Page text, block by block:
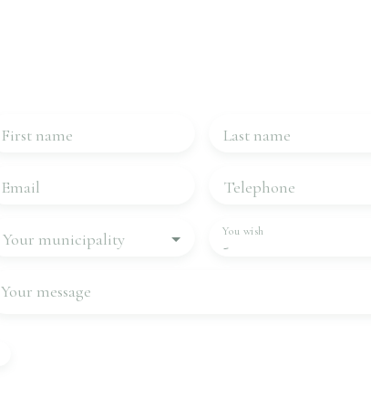
First name Last name
Email Telephone
Your municipality -
You wish
Your message